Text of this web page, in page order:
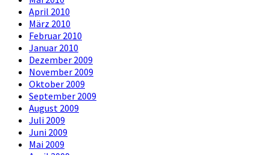
April 2010
März 2010
Februar 2010
Januar 2010
Dezember 2009
November 2009
Oktober 2009
September 2009
August 2009
Juli 2009
Juni 2009
Mai 2009